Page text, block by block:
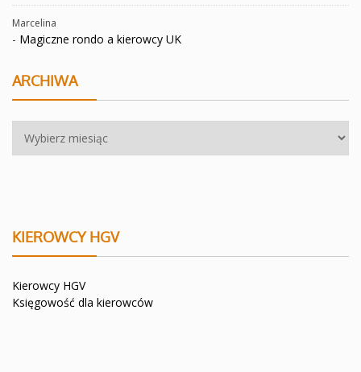
Marcelina
- Magiczne rondo a kierowcy UK
ARCHIWA
KIEROWCY HGV
Kierowcy HGV
Księgowość dla kierowców